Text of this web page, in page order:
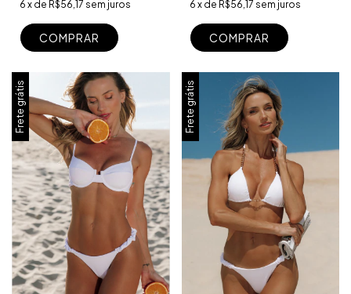
6 x de R$56,17 sem juros
COMPRAR
6 x de R$56,17 sem juros
COMPRAR
Frete grátis Frete grátis